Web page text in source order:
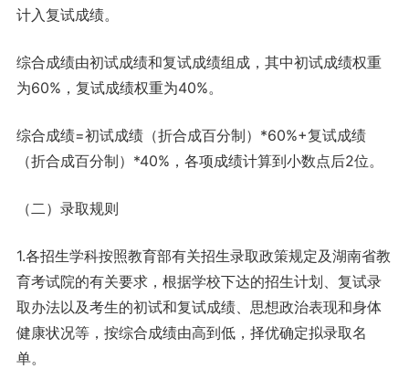
计入复试成绩。
综合成绩由初试成绩和复试成绩组成，其中初试成绩权重
为60%，复试成绩权重为40%。
综合成绩=初试成绩（折合成百分制）*60%+复试成绩
（折合成百分制）*40%，各项成绩计算到小数点后2位。
（二）录取规则
1.各招生学科按照教育部有关招生录取政策规定及湖南省教
育考试院的有关要求，根据学校下达的招生计划、复试录
取办法以及考生的初试和复试成绩、思想政治表现和身体
健康状况等，按综合成绩由高到低，择优确定拟录取名
单。